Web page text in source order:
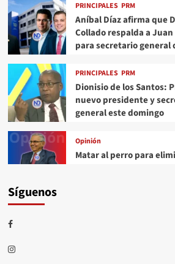
PRINCIPALES PRM
Aníbal Díaz afirma que
Collado respalda a
para secretario general
PRINCIPALES PRM
Dionisio de los Santos:
nuevo presidente y
general este domingo
Opinión
Matar al perro para
Síguenos